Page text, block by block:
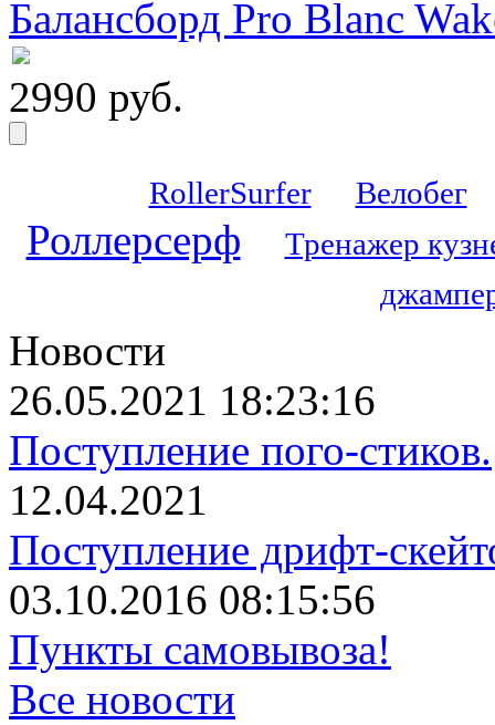
Балансборд Pro Blanc
2990 руб.
RollerSurfer Велобег
Роллерсерф
Тренажер
Новости
26.05.2021 18:23:16
Поступление пого-стиков.
12.04.2021
Поступление дрифт-
03.10.2016 08:15:56
Пункты самовывоза!
Все новости